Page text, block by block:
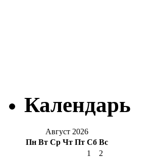
Календарь
Август 2026
Пн Вт Ср Чт Пт Сб Вс
1
2